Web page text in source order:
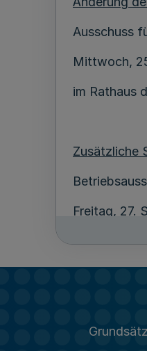
Ausschuss
Mittwoch,
im Rathaus
Zusätzliche
Freitag, 27.